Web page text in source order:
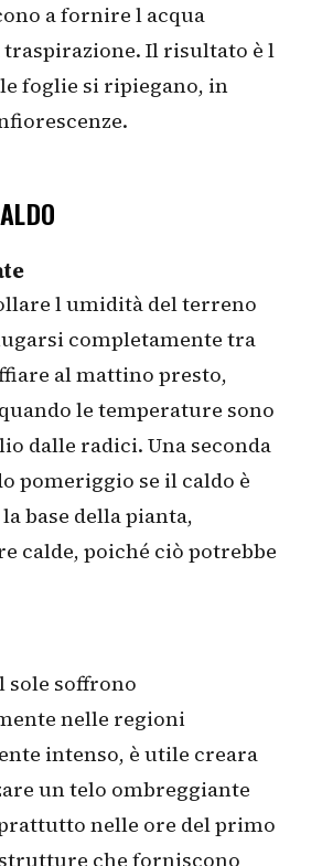
a fornire l acqua
traspirazione. Il risultato è l
foglie si ripiegano, in
l umidità del terreno
completamente tra
al mattino presto,
le temperature sono
dalle radici. Una seconda
pomeriggio se il caldo è
base della pianta,
calde, poiché ciò potrebbe
sole soffrono
nelle regioni
intenso, è utile creara
un telo ombreggiante
nelle ore del primo
che forniscono